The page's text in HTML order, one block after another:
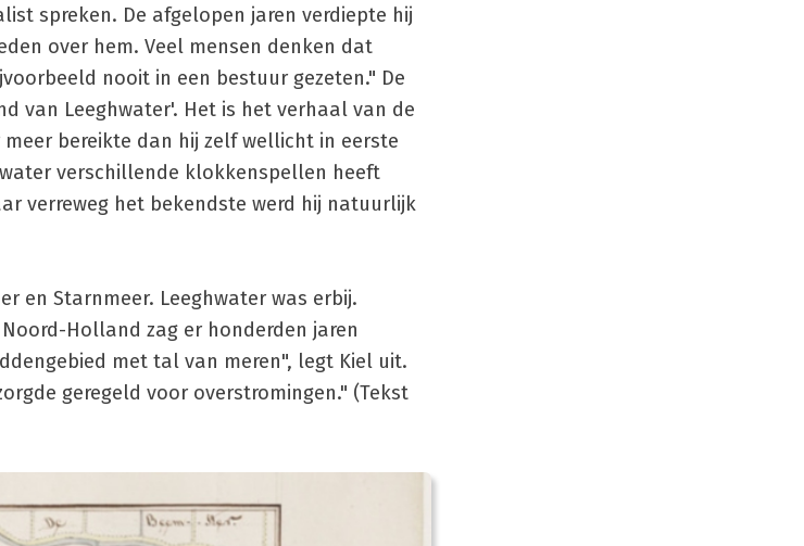
spreken. De afgelopen jaren verdiepte hij
over hem. Veel mensen denken dat
nooit in een bestuur gezeten." De
van Leeghwater'. Het is het verhaal van de
bereikte dan hij zelf wellicht in eerste
verschillende klokkenspellen heeft
verreweg het bekendste werd hij natuurlijk
en Starnmeer. Leeghwater was erbij.
Holland zag er honderden jaren
met tal van meren", legt Kiel uit.
geregeld voor overstromingen." (Tekst